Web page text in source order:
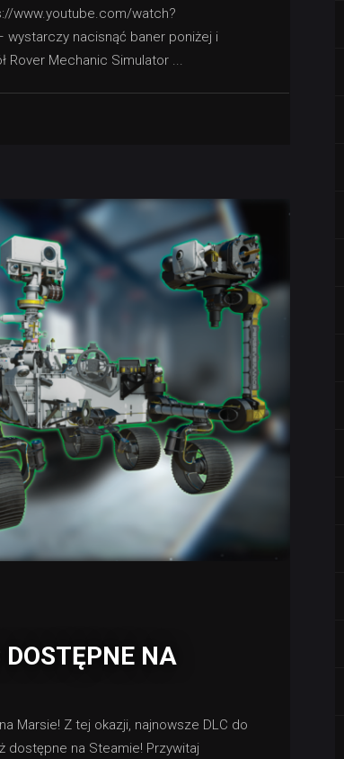
www.youtube.com/watch?
nacisnąć baner poniżej i
Rover Mechanic Simulator
DOSTĘPNE NA
Marsie! Z tej okazji, najnowsze DLC do
dostępne na Steamie! Przywitaj